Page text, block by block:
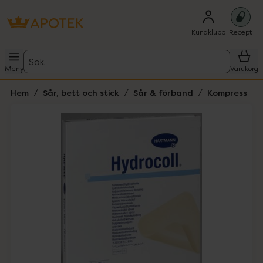
Kundklubb Recept
Meny
Sök
Varukorg
Hem Sår, bett och stick Sår & förband Kompress
Lista: . Innehåller 1 objekt.
Hoppa över Lista